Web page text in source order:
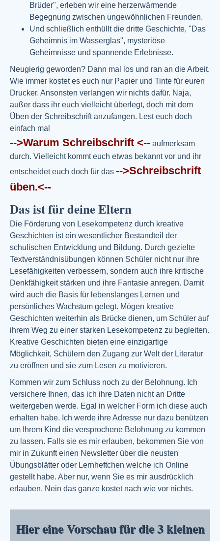
Brüder", erleben wir eine herzerwärmende
Begegnung zwischen ungewöhnlichen Freunden.
Und schließlich enthüllt die dritte Geschichte, "Das
Geheimnis im Wasserglas", mysteriöse
Geheimnisse und spannende Erlebnisse.
Neugierig geworden? Dann mal los und ran an die Arbeit.
Wie immer kostet es euch nur Papier und Tinte für euren
Drucker. Ansonsten verlangen wir nichts dafür. Naja,
außer dass ihr euch vielleicht überlegt, doch mit dem
Üben der Schreibschrift anzufangen. Lest euch doch
einfach mal
-->Warum Schreibschrift <-- aufmerksam
durch. Vielleicht kommt euch etwas bekannt vor und ihr
entscheidet euch doch für das -->Schreibschrift
üben.<--
Das ist für deine Eltern
Die Förderung von Lesekompetenz durch kreative
Geschichten ist ein wesentlicher Bestandteil der
schulischen Entwicklung und Bildung. Durch gezielte
Textverständnisübungen können Schüler nicht nur ihre
Lesefähigkeiten verbessern, sondern auch ihre kritische
Denkfähigkeit stärken und ihre Fantasie anregen. Damit
wird auch die Basis für lebenslanges Lernen und
persönliches Wachstum gelegt. Mögen kreative
Geschichten weiterhin als Brücke dienen, um Schüler auf
ihrem Weg zu einer starken Lesekompetenz zu begleiten.
Kreative Geschichten bieten eine einzigartige
Möglichkeit, Schülern den Zugang zur Welt der Literatur
zu eröffnen und sie zum Lesen zu motivieren.
Kommen wir zum Schluss noch zu der Belohnung. Ich
versichere Ihnen, das ich ihre Daten nicht an Dritte
weitergeben werde. Egal in welcher Form ich diese auch
erhalten habe. Ich werde ihre Adresse nur dazu benützen
um Ihrem Kind die versprochene Belohnung zu kommen
zu lassen. Falls sie es mir erlauben, bekommen Sie von
mir in Zukunft einen Newsletter über die neusten
Übungsblätter oder Lernheftchen welche ich Online
gestellt habe. Aber nur, wenn Sie es mir ausdrücklich
erlauben. Nein das ganze kostet nach wie vor nichts.
Hier eine Vorschau für die 3 kleinen